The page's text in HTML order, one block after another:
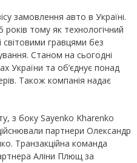
замовлення авто в Україні.
тому як технологічний
світовими гравцями без
Станом на сьогодні
України та об’єднує понад
Також компанія надає
з боку Sayenko Kharenko
партнери Олександр
Транзакційна команда
Аліни Плющ за